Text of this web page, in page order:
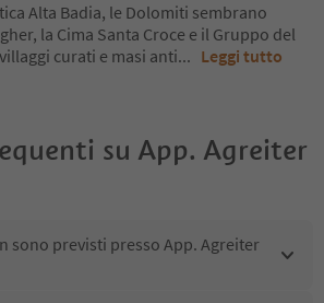
Alta Badia, le Dolomiti sembrano
la Cima Santa Croce e il Gruppo del
curati e masi anti... Leggi tutto
su App. Agreiter
sono previsti presso App. Agreiter